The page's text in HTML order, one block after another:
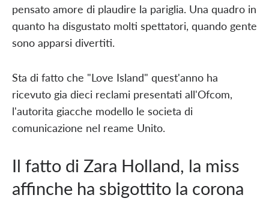
pensato amore di plaudire la pariglia. Una quadro in
quanto ha disgustato molti spettatori, quando gente
sono apparsi divertiti.
Sta di fatto che "Love Island" quest'anno ha
ricevuto gia dieci reclami presentati all'Ofcom,
l'autorita giacche modello le societa di
comunicazione nel reame Unito.
Il fatto di Zara Holland, la miss
affinche ha sbigottito la corona